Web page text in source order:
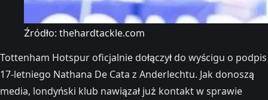
Źródło: thehardtackle.com
Tottenham Hotspur oficjalnie dołączył do wyścigu o podpis
17-letniego Nathana De Cata z Anderlechtu. Jak donoszą
media, londyński klub nawiązał już kontakt w sprawie